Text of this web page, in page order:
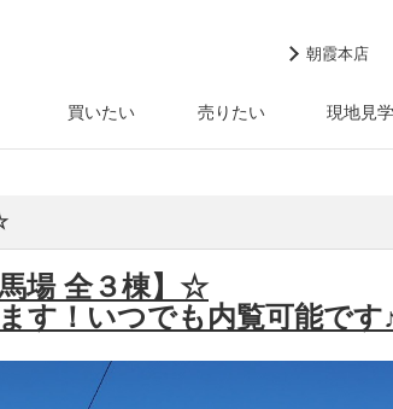
朝霞本店
買いたい 売りたい 現地見
場 全３棟】☆
す！いつでも内覧可能です